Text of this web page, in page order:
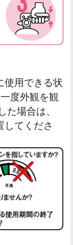
使用できる状
度外観を観
た場合は、
してくださ